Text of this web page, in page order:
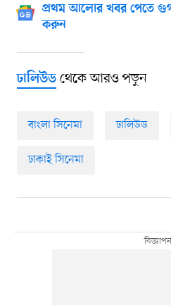
প্রথম আলোর খবর পেতে
করুন
ঢালিউডথেকে আরও পড়ুন
বাংলা সিনেমা ঢালিউড
ঢাকাই সিনেমা